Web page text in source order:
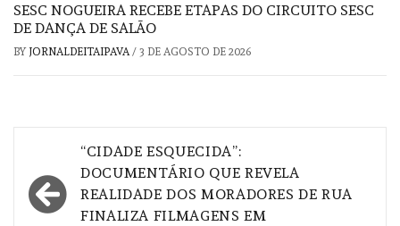
SESC NOGUEIRA RECEBE ETAPAS DO CIRCUITO SESC
DE DANÇA DE SALÃO
BY JORNALDEITAIPAVA / 3 DE AGOSTO DE 2026
Navegação
de
Post
“CIDADE ESQUECIDA”:
DOCUMENTÁRIO QUE REVELA
REALIDADE DOS MORADORES DE RUA
FINALIZA FILMAGENS EM